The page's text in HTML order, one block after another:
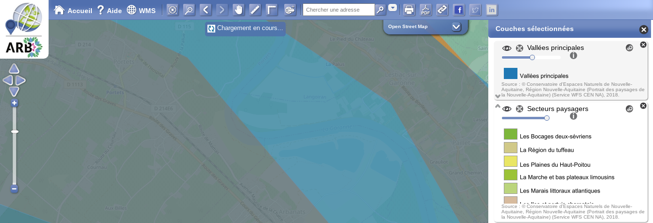
Accueil Aide WMS Adresse
Chargement en cours... Open Street Map Couches sélectionnées
Vallées principales
Source : © Conservatoire d'Espaces Naturels de Nouvelle-
Aquitaine, Région Nouvelle-Aquitaine (Portrait des paysages de
la Nouvelle-Aquitaine) (Service WFS CEN NA), 2018.
Secteurs paysagers
Source : © Conservatoire d'Espaces Naturels de Nouvelle-
Aquitaine, Région Nouvelle-Aquitaine (Portrait des paysages de
la Nouvelle-Aquitaine) (Service WFS CEN NA), 2018.